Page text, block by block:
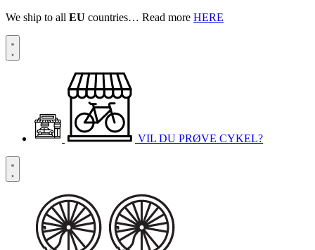
We ship to all EU countries… Read more HERE
VIL DU PRØVE CYKEL?